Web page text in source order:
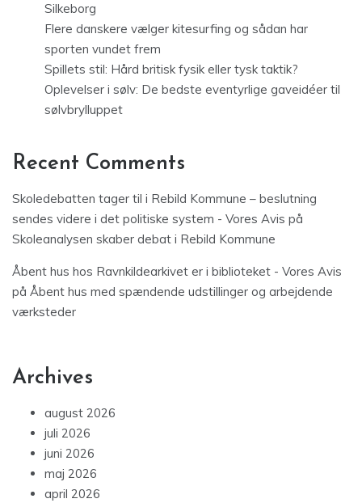
Silkeborg
Flere danskere vælger kitesurfing og sådan har
sporten vundet frem
Spillets stil: Hård britisk fysik eller tysk taktik?
Oplevelser i sølv: De bedste eventyrlige gaveidéer til
sølvbrylluppet
Recent Comments
Skoledebatten tager til i Rebild Kommune – beslutning
sendes videre i det politiske system - Vores Avis på
Skoleanalysen skaber debat i Rebild Kommune
Åbent hus hos Ravnkildearkivet er i biblioteket - Vores Avis
på Åbent hus med spændende udstillinger og arbejdende
værksteder
Archives
august 2026
juli 2026
juni 2026
maj 2026
april 2026